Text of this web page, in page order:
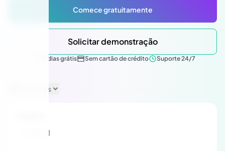
Comece gratuitamente
Solicitar demonstração
30 dias grátis Sem cartão de crédito Suporte 24/7
Português
Atlas AI